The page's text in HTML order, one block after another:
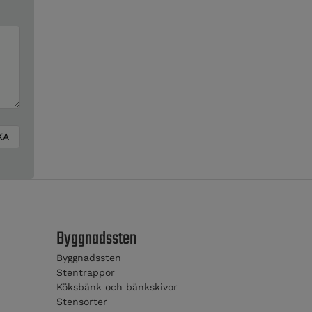
Byggnadssten
Byggnadssten
Stentrappor
Köksbänk och bänkskivor
Stensorter